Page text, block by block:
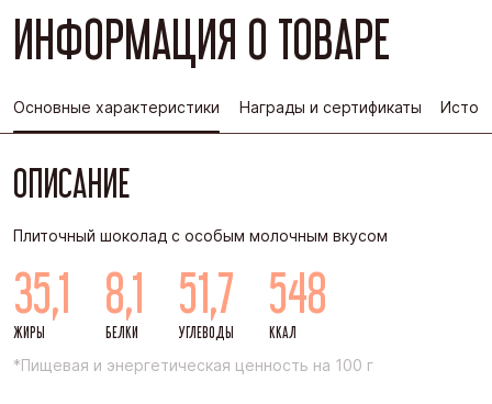
ИНФОРМАЦИЯ О ТОВАРЕ
Основные характеристики Награды и сертификаты
ОПИСАНИЕ
Плиточный шоколад с особым молочным вкусом
35,1
ЖИРЫ
8,1
БЕЛКИ
51,7
УГЛЕВОДЫ
548
ККАЛ
*Пищевая и энергетическая ценность на 100 г